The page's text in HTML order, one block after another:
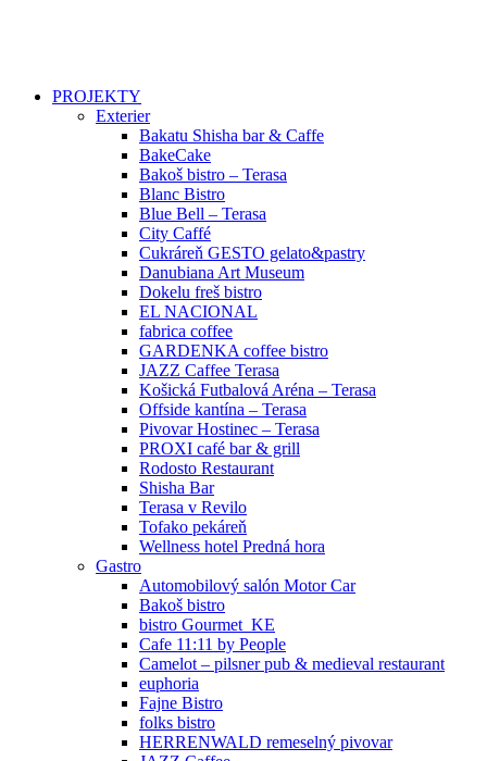
PROJEKTY
Exterier
Bakatu Shisha bar & Caffe
BakeCake
Bakoš bistro – Terasa
Blanc Bistro
Blue Bell – Terasa
City Caffé
Cukráreň GESTO gelato&pastry
Danubiana Art Museum
Dokelu freš bistro
EL NACIONAL
fabrica coffee
GARDENKA coffee bistro
JAZZ Caffee Terasa
Košická Futbalová Aréna – Terasa
Offside kantína – Terasa
Pivovar Hostinec – Terasa
PROXI café bar & grill
Rodosto Restaurant
Shisha Bar
Terasa v Revilo
Tofako pekáreň
Wellness hotel Predná hora
Gastro
Automobilový salón Motor Car
Bakoš bistro
bistro Gourmet_KE
Cafe 11:11 by People
Camelot – pilsner pub & medieval restaurant
euphoria
Fajne Bistro
folks bistro
HERRENWALD remeselný pivovar